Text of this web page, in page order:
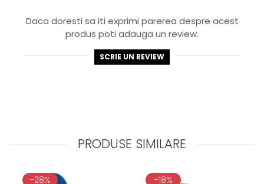
Daca doresti sa iti exprimi parerea despre acest
produs poti adauga un review.
SCRIE UN REVIEW
PRODUSE SIMILARE
-28% -18%